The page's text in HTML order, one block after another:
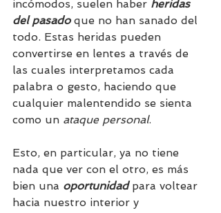
incómodos, suelen haber heridas
del pasado que no han sanado del
todo. Estas heridas pueden
convertirse en lentes a través de
las cuales interpretamos cada
palabra o gesto, haciendo que
cualquier malentendido se sienta
como un ataque personal.
Esto, en particular, ya no tiene
nada que ver con el otro, es más
bien una oportunidad para voltear
hacia nuestro interior y